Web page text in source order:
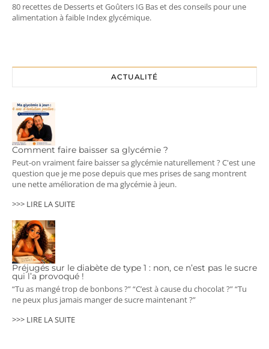
80 recettes de Desserts et Goûters IG Bas et des conseils pour une
alimentation à faible Index glycémique.
ACTUALITÉ
Comment faire baisser sa glycémie ?
Peut-on vraiment faire baisser sa glycémie naturellement ? C'est une
question que je me pose depuis que mes prises de sang montrent
une nette amélioration de ma glycémie à jeun.
>>> LIRE LA SUITE
Préjugés sur le diabète de type 1 : non, ce n’est pas le sucre
qui l’a provoqué !
“Tu as mangé trop de bonbons ?” “C’est à cause du chocolat ?” “Tu
ne peux plus jamais manger de sucre maintenant ?”
>>> LIRE LA SUITE